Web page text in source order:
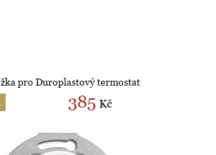
pro Duroplastový termostat
385 Kč